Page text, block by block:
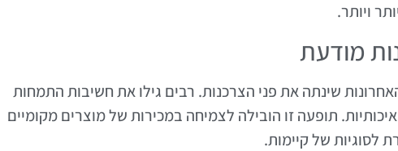
ויותר.
מודעת
שינתה את פני הצרכנות. רבים גילו את חשיבות התמחות
תופעה זו הובילה לצמיחה במכירות של מוצרים מקומיים
לסוגיות של קיימות.